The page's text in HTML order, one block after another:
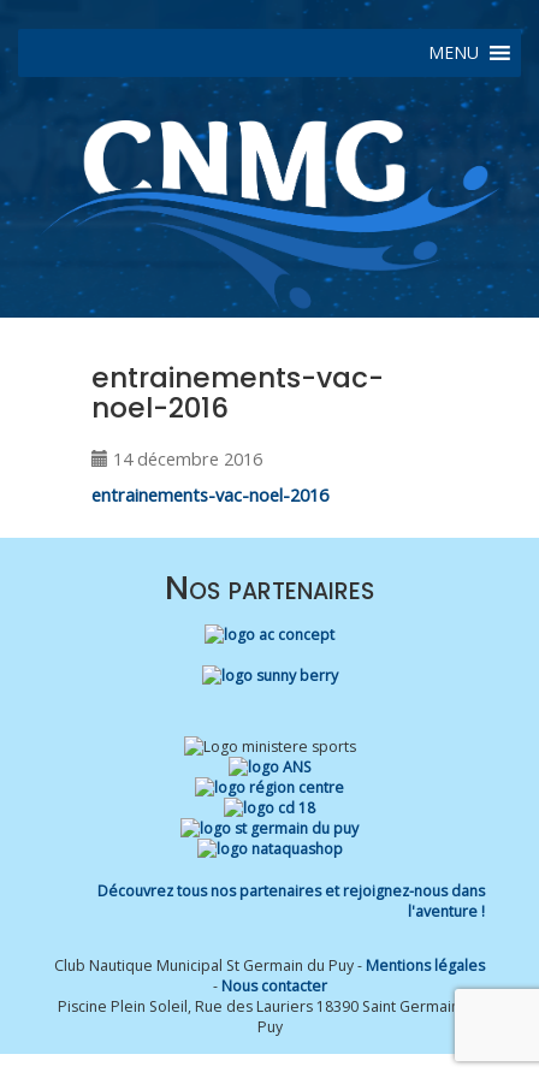
MENU
entrainements-vac-
noel-2016
14 décembre 2016
entrainements-vac-noel-2016
Nos partenaires
Découvrez tous nos partenaires et rejoignez-nous dans
l'aventure !
Club Nautique Municipal St Germain du Puy - Mentions légales
- Nous contacter
Piscine Plein Soleil, Rue des Lauriers 18390 Saint Germain du
Puy